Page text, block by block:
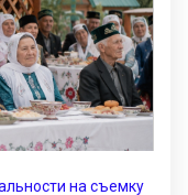
на съемку